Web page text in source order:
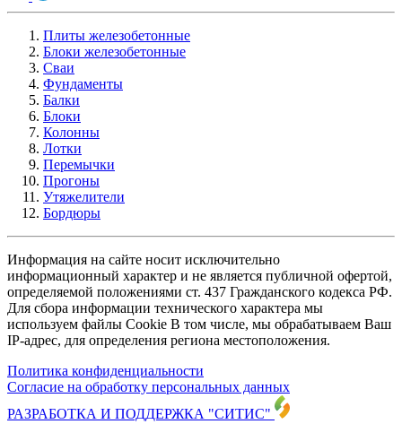
Плиты железобетонные
Блоки железобетонные
Сваи
Фундаменты
Балки
Блоки
Колонны
Лотки
Перемычки
Прогоны
Утяжелители
Бордюры
Информация на сайте носит исключительно
информационный характер и не является публичной офертой,
определяемой положениями ст. 437 Гражданского кодекса РФ.
Для сбора информации технического характера мы
используем файлы Cookie В том числе, мы обрабатываем Ваш
IP-адрес, для определения региона местоположения.
Политика конфиденциальности
Согласие на обработку персональных данных
РАЗРАБОТКА И ПОДДЕРЖКА "СИТИС"